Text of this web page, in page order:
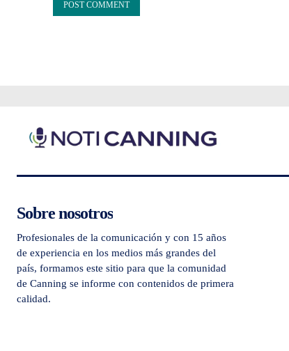
Sobre nosotros
Profesionales de la comunicación y con 15 años
de experiencia en los medios más grandes del
país, formamos este sitio para que la comunidad
de Canning se informe con contenidos de primera
calidad.